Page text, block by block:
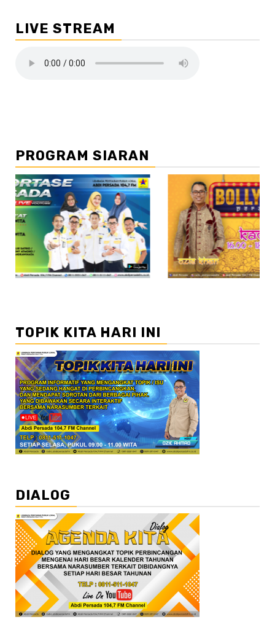
LIVE STREAM
PROGRAM SIARAN
//2
TOPIK KITA HARI INI
DIALOG